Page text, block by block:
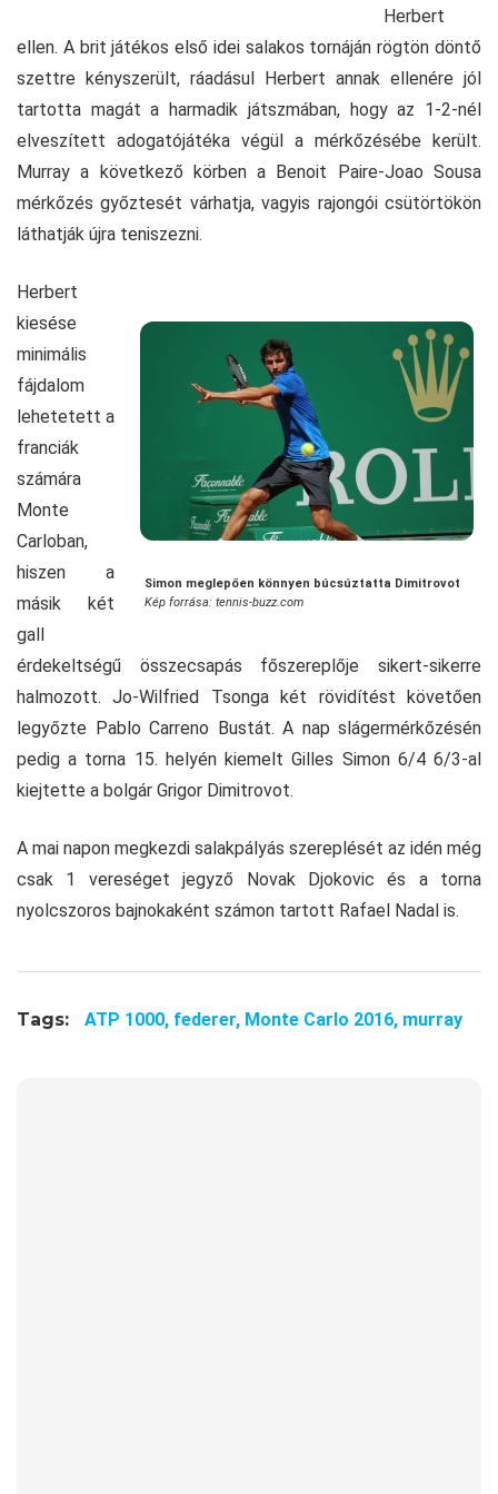
Herbert
ellen. A brit játékos első idei salakos tornáján rögtön döntő
szettre kényszerült, ráadásul Herbert annak ellenére jól
tartotta magát a harmadik játszmában, hogy az 1-2-nél
elveszített adogatójátéka végül a mérkőzésébe került.
Murray a következő körben a Benoit Paire-Joao Sousa
mérkőzés győztesét várhatja, vagyis rajongói csütörtökön
láthatják újra teniszezni.
Simon meglepően könnyen búcsúztatta Dimitrovot
Kép forrása: tennis-buzz.com
Herbert
kiesése
minimális
fájdalom
lehetetett a
franciák
számára
Monte
Carloban,
hiszen a
másik két
gall
érdekeltségű összecsapás főszereplője sikert-sikerre
halmozott. Jo-Wilfried Tsonga két rövidítést követően
legyőzte Pablo Carreno Bustát. A nap slágermérkőzésén
pedig a torna 15. helyén kiemelt Gilles Simon 6/4 6/3-al
kiejtette a bolgár Grigor Dimitrovot.
A mai napon megkezdi salakpályás szereplését az idén még
csak 1 vereséget jegyző Novak Djokovic és a torna
nyolcszoros bajnokaként számon tartott Rafael Nadal is.
Tags: ATP 1000, federer, Monte Carlo 2016, murray